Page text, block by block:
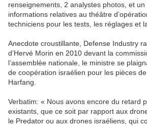
renseignements, 2 analystes photos, et
informations relatives au théâtre
techniciens pour les tests, les réglages et
Anecdote croustillante, Defense Industry
d’Hervé Morin en 2010 devant la
l’assemblée nationale, le ministre se
de coopération israélien pour les pièces
Harfang.
Verbatim: « Nous avons encore du retard
existants, que ce soit par rapport aux
le Predator ou aux drones israéliens, qui